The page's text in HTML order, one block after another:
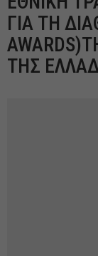
ΓΙΑ ΤΗ
ΤΗΣ